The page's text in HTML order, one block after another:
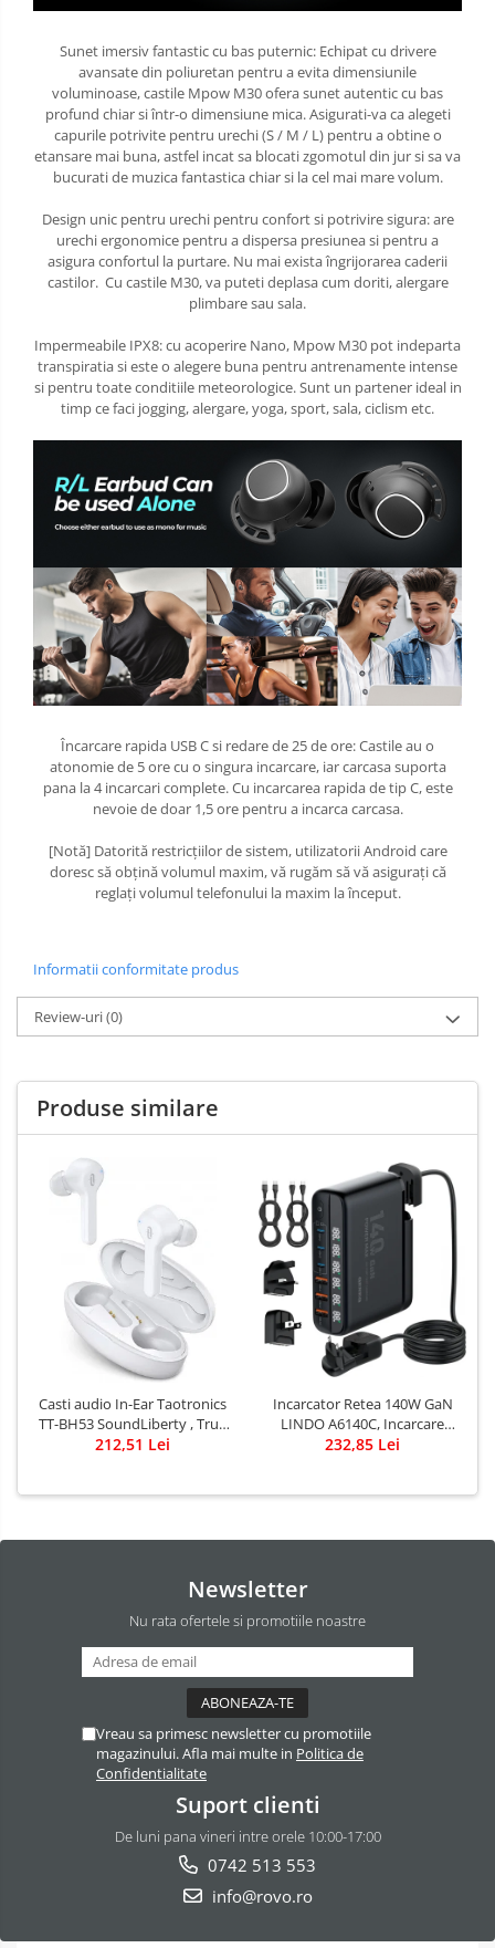
Sunet imersiv fantastic cu bas puternic: Echipat cu drivere
avansate din poliuretan pentru a evita dimensiunile
voluminoase, castile Mpow M30 ofera sunet autentic cu bas
profund chiar si într-o dimensiune mica. Asigurati-va ca alegeti
capurile potrivite pentru urechi (S / M / L) pentru a obtine o
etansare mai buna, astfel incat sa blocati zgomotul din jur si sa va
bucurati de muzica fantastica chiar si la cel mai mare volum.
Design unic pentru urechi pentru confort si potrivire sigura: are
urechi ergonomice pentru a dispersa presiunea si pentru a
asigura confortul la purtare. Nu mai exista îngrijorarea caderii
castilor. Cu castile M30, va puteti deplasa cum doriti, alergare
plimbare sau sala.
Impermeabile IPX8: cu acoperire Nano, Mpow M30 pot indeparta
transpiratia si este o alegere buna pentru antrenamente intense
si pentru toate conditiile meteorologice. Sunt un partener ideal in
timp ce faci jogging, alergare, yoga, sport, sala, ciclism etc.
Încarcare rapida USB C si redare de 25 de ore: Castile au o
atonomie de 5 ore cu o singura incarcare, iar carcasa suporta
pana la 4 incarcari complete. Cu incarcarea rapida de tip C, este
nevoie de doar 1,5 ore pentru a incarca carcasa.
[Notă] Datorită restricțiilor de sistem, utilizatorii Android care
doresc să obțină volumul maxim, vă rugăm să vă asigurați că
reglați volumul telefonului la maxim la început.
Informatii conformitate produs
Review-uri(0)
Produse similare
Casti audio In-Ear Taotronics
TT-BH53 SoundLiberty , True
Wireless, Bluetooth 5.0, TWS -
212,51 Lei
Incarcator Retea 140W GaN
LINDO A6140C, Incarcare
rapida, 3xUSB-A, 3XUSB-C,
iPad, iPhone 16 15
232,85 Lei
Newsletter
Nu rata ofertele si promotiile noastre
Vreau sa primesc newsletter cu promotiile
magazinului. Afla mai multe in Politica de
Confidentialitate
Suport clienti
De luni pana vineri intre orele 10:00-17:00
0742 513 553
info@rovo.ro